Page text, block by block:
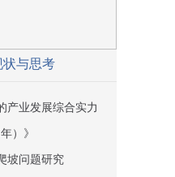
状与思考
产业发展综合实力
）》
坡问题研究